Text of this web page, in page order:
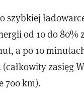
szybkiej
od 10 do 80%
a po 10
zasięg
700 km).